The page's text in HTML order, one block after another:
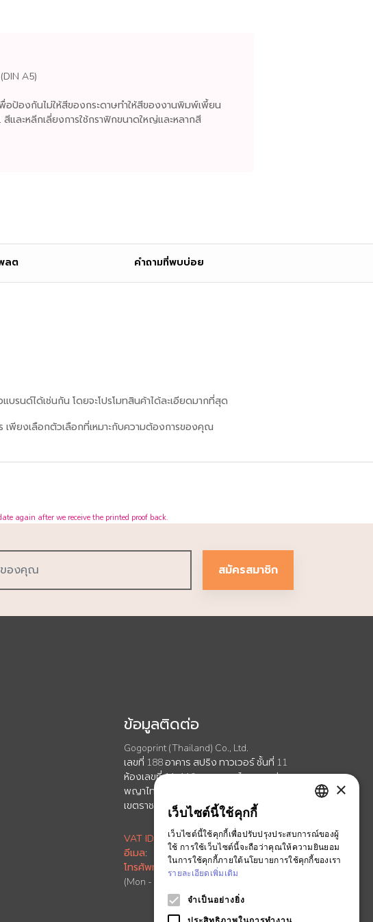
A5)
อป้องกันไม่ให้สีของกระดาษทำให้สีของงานพิมพ์เพี้ยน
และหลีกเลี่ยงการใช้กราฟิกขนาดใหญ่และหลากสี
ลต คำถามที่พบบ่อย
บรนด์ได้เช่นกัน โดยจะโปรโมทสินค้าได้ละเอียดมากที่สุด
พียงเลือกตัวเลือกที่เหมาะกับความต้องการของคุณ
again after we receive the printed proof back.
สมัครสมาชิก
ข้อมูลติดต่อ
Gogoprint (Thailand) Co., Ltd.
เลขที่ 188 อาคาร สปริง ทาวเวอร์ ชั้นที่ 11
ห้องเลขที่ 11-110 ถนนพญาไท เเขวงทุ่ง
พญาไท
เขตราชเทวี กรุงเทพมหานคร 10400
VAT ID
0-1055-58155-90-5
อีเมล:
info.th@ontimeprint.com
โทรศัพท์
: 02-026-3147
(Mon - Fri, 9AM to 6PM)
THAI
×
เว็บไซต์นี้ใช้คุกกี้
เว็บไซต์นี้ใช้คุกกี้เพื่อปรับปรุงประสบการณ์ของผู้
ใช้ การใช้เว็บไซต์นี้จะถือว่าคุณให้ความยินยอม
ในการใช้คุกกี้ภายใต้นโยบายการใช้คุกกี้ของเรา
รายละเอียดเพิ่มเติม
จำเป็นอย่างยิ่ง